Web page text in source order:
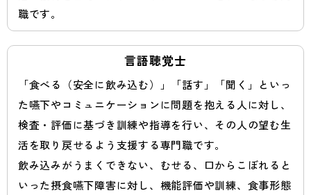
職です。
言語聴覚士
「食べる（安全に飲み込む）」「話す」「聞く」といっ
た嚥下やコミュニケーションに問題を抱える人に対し、
検査・評価に基づき訓練や指導を行い、その人の望む生
活を取り戻せるよう支援する専門職です。
飲み込みがうまくできない、むせる、口からこぼれると
いった摂食嚥下障害に対し、機能評価や訓練、食事形態